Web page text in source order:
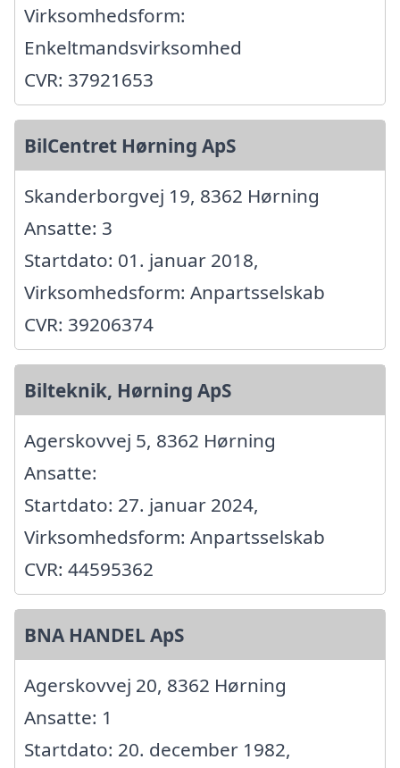
Virksomhedsform:
Enkeltmandsvirksomhed
CVR: 37921653
BilCentret Hørning ApS
Skanderborgvej 19, 8362 Hørning
Ansatte: 3
Startdato: 01. januar 2018,
Virksomhedsform: Anpartsselskab
CVR: 39206374
Bilteknik, Hørning ApS
Agerskovvej 5, 8362 Hørning
Ansatte:
Startdato: 27. januar 2024,
Virksomhedsform: Anpartsselskab
CVR: 44595362
BNA HANDEL ApS
Agerskovvej 20, 8362 Hørning
Ansatte: 1
Startdato: 20. december 1982,